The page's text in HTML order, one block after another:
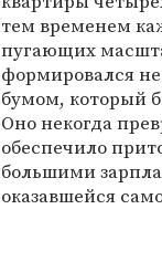
тем временем
пугающих
формировался
бумом, который
Оно некогда
обеспечило
большими
оказавшейся